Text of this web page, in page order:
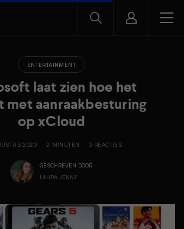
ENTERTAINMENT
laat zien hoe het
met aanraakbesturing
op xCloud
2020 2 MINUTEN 0 REACTIES
GESCHREVEN DOOR
LAURA JENNY